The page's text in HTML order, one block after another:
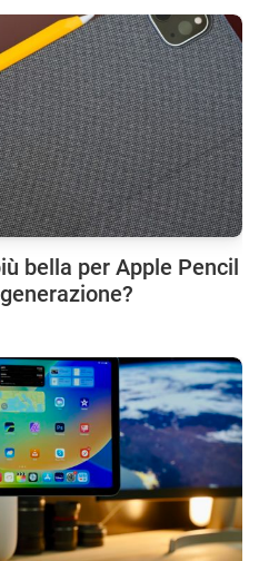
bella per Apple Pencil